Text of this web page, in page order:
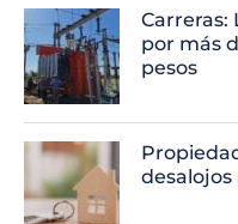
Carreras:
por más
pesos
desalojos